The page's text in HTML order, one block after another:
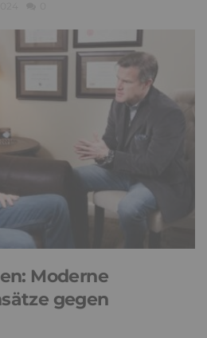
Moderne
gegen